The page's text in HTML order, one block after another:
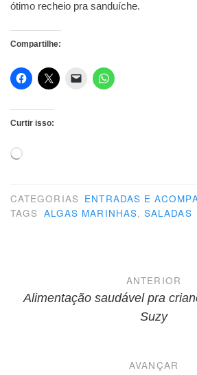
ótimo recheio pra sanduíche.
Compartilhe:
Curtir isso:
Carregando...
CATEGORIAS ENTRADAS E
TAGS ALGAS MARINHAS,SALADAS
Navegação
de
ANTERIOR
Alimentação saudável pra
Suzy
AVANÇAR